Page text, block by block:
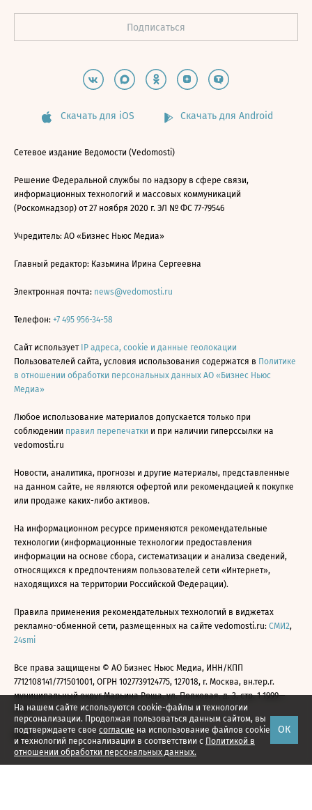
На нашем сайте используются cookie-файлы и технологии
персонализации. Продолжая пользоваться данным сайтом, вы
подтверждаете свое согласие на использование файлов cookie
и технологий персонализации в соответствии с Политикой в
отношении обработки персональных данных.
ОК
Скачать для iOS Скачать для Android
Сетевое издание Ведомости (Vedomosti)
Решение Федеральной службы по надзору в сфере связи,
информационных технологий и массовых коммуникаций
(Роскомнадзор) от 27 ноября 2020 г. ЭЛ № ФС 77-79546
Учредитель: АО «Бизнес Ньюс Медиа»
Главный редактор: Казьмина Ирина Сергеевна
Электронная почта: news@vedomosti.ru
Телефон: +7 495 956-34-58
Сайт использует IP адреса, cookie и данные геолокации
Пользователей сайта, условия использования содержатся в Политике
в отношении обработки персональных данных АО «Бизнес Ньюс
Медиа»
Любое использование материалов допускается только при
соблюдении правил перепечатки и при наличии гиперссылки на
vedomosti.ru
Новости, аналитика, прогнозы и другие материалы, представленные
на данном сайте, не являются офертой или рекомендацией к покупке
или продаже каких-либо активов.
На информационном ресурсе применяются рекомендательные
технологии (информационные технологии предоставления
информации на основе сбора, систематизации и анализа сведений,
относящихся к предпочтениям пользователей сети «Интернет»,
находящихся на территории Российской Федерации).
Правила применения рекомендательных технологий в виджетах
рекламно-обменной сети, размещенных на сайте vedomosti.ru: СМИ2,
24smi
Все права защищены © АО Бизнес Ньюс Медиа, ИНН/КПП
7712108141/771501001, ОГРН 1027739124775, 127018, г. Москва, вн.тер.г.
муниципальный округ Марьина Роща, ул. Полковая, д. 3, стр. 1 1999—
2026